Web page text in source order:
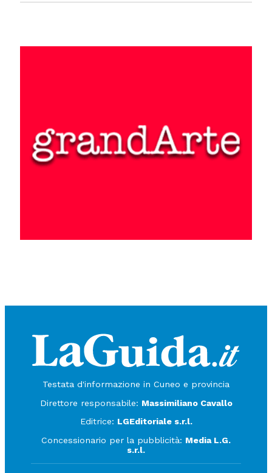
Testata d'informazione in Cuneo e provincia
Direttore responsabile: Massimiliano Cavallo
Editrice: LGEditoriale s.r.l.
Concessionario per la pubblicità: Media L.G.
s.r.l.